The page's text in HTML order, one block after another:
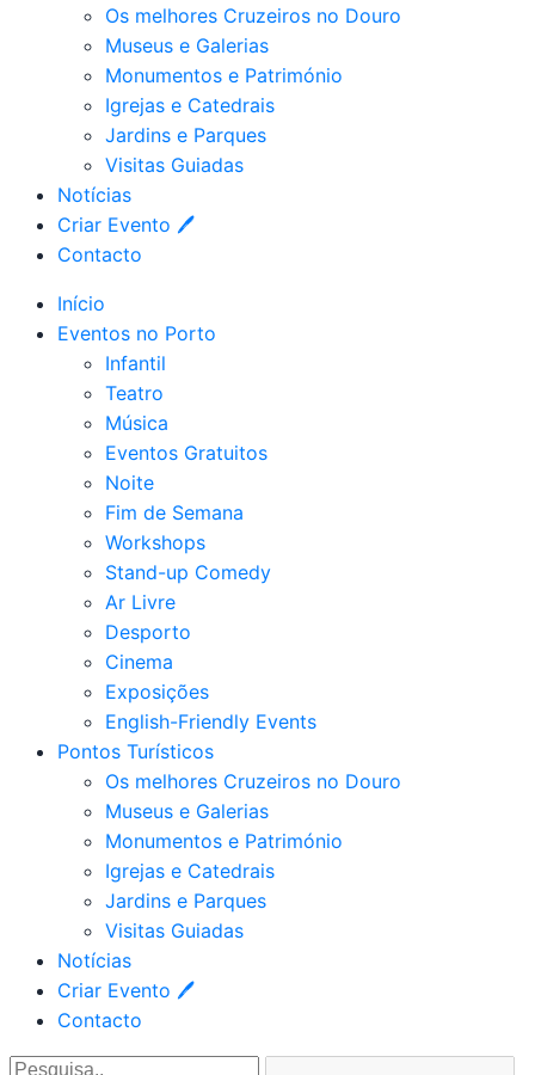
Os melhores Cruzeiros no Douro​
Museus e Galerias
Monumentos e Património
Igrejas e Catedrais
Jardins e Parques
Visitas Guiadas
Notícias
Criar Evento 🖊
Contacto
Início
Eventos no Porto
Infantil
Teatro
Música
Eventos Gratuitos
Noite
Fim de Semana
Workshops
Stand-up Comedy
Ar Livre
Desporto
Cinema
Exposições
English-Friendly Events
Pontos Turísticos
Os melhores Cruzeiros no Douro​
Museus e Galerias
Monumentos e Património
Igrejas e Catedrais
Jardins e Parques
Visitas Guiadas
Notícias
Criar Evento 🖊
Contacto